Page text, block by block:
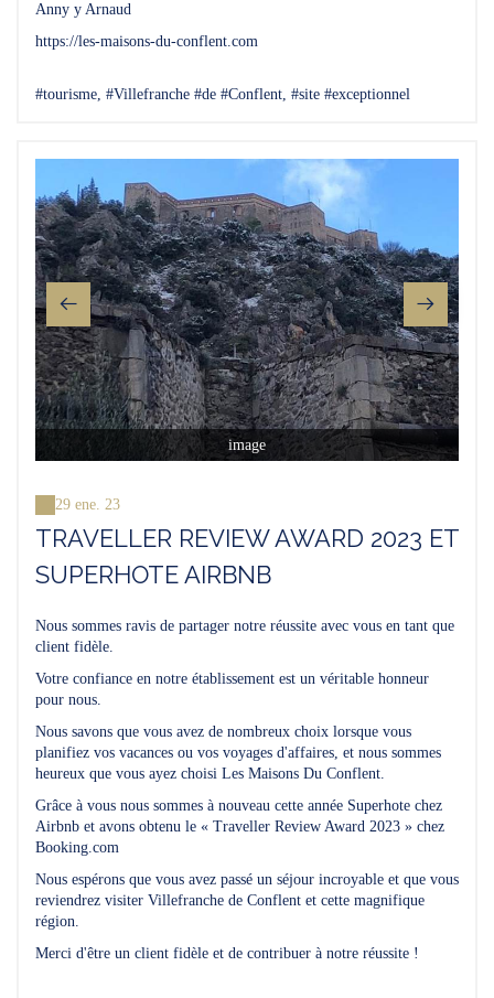
Anny y Arnaud
https://les-maisons-du-conflent.com
#tourisme, #Villefranche #de #Conflent, #site #exceptionnel
image
29 ene. 23
TRAVELLER REVIEW AWARD 2023 ET
SUPERHOTE AIRBNB
Nous sommes ravis de partager notre réussite avec vous en tant que
client fidèle.
Votre confiance en notre établissement est un véritable honneur
pour nous.
Nous savons que vous avez de nombreux choix lorsque vous
planifiez vos vacances ou vos voyages d'affaires, et nous sommes
heureux que vous ayez choisi Les Maisons Du Conflent.
Grâce à vous nous sommes à nouveau cette année Superhote chez
Airbnb et avons obtenu le « Traveller Review Award 2023 » chez
Booking.com
Nous espérons que vous avez passé un séjour incroyable et que vous
reviendrez visiter Villefranche de Conflent et cette magnifique
région.
Merci d'être un client fidèle et de contribuer à notre réussite !